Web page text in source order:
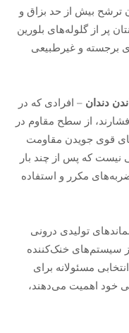
ترشح بیش از حد بزاق و
پر از گلوله‌های بلورین
و غیرطبیعی
دندان – افرادی که در
از سطح مقاوم در
قوی جویدن مقاومت
نیست که پس از چند بار
مکرر و استفاده
تولیدی درونی
سیستم‌های خنک‌کننده
مسئولانه برای
خود اهمیت می‌دهند،